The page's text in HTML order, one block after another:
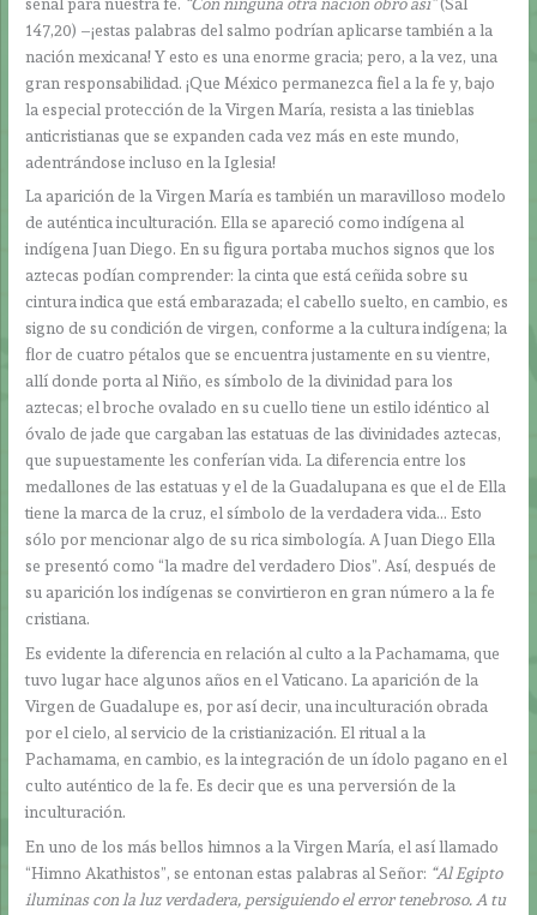
147,20) –¡estas palabras del salmo podrían aplicarse también a la
nación mexicana! Y esto es una enorme gracia; pero, a la vez, una
gran responsabilidad. ¡Que México permanezca fiel a la fe y, bajo
la especial protección de la Virgen María, resista a las tinieblas
anticristianas que se expanden cada vez más en este mundo,
adentrándose incluso en la Iglesia!
La aparición de la Virgen María es también un maravilloso modelo
de auténtica inculturación. Ella se apareció como indígena al
indígena Juan Diego. En su figura portaba muchos signos que los
aztecas podían comprender: la cinta que está ceñida sobre su
cintura indica que está embarazada; el cabello suelto, en cambio, es
signo de su condición de virgen, conforme a la cultura indígena; la
flor de cuatro pétalos que se encuentra justamente en su vientre,
allí donde porta al Niño, es símbolo de la divinidad para los
aztecas; el broche ovalado en su cuello tiene un estilo idéntico al
óvalo de jade que cargaban las estatuas de las divinidades aztecas,
que supuestamente les conferían vida. La diferencia entre los
medallones de las estatuas y el de la Guadalupana es que el de Ella
tiene la marca de la cruz, el símbolo de la verdadera vida… Esto
sólo por mencionar algo de su rica simbología. A Juan Diego Ella
se presentó como “la madre del verdadero Dios”. Así, después de
su aparición los indígenas se convirtieron en gran número a la fe
cristiana.
Es evidente la diferencia en relación al culto a la Pachamama, que
tuvo lugar hace algunos años en el Vaticano. La aparición de la
Virgen de Guadalupe es, por así decir, una inculturación obrada
por el cielo, al servicio de la cristianización. El ritual a la
Pachamama, en cambio, es la integración de un ídolo pagano en el
culto auténtico de la fe. Es decir que es una perversión de la
inculturación.
En uno de los más bellos himnos a la Virgen María, el así llamado
“Himno Akathistos”, se entonan estas palabras al Señor: “Al Egipto
iluminas con la luz verdadera, persiguiendo el error tenebroso. A tu